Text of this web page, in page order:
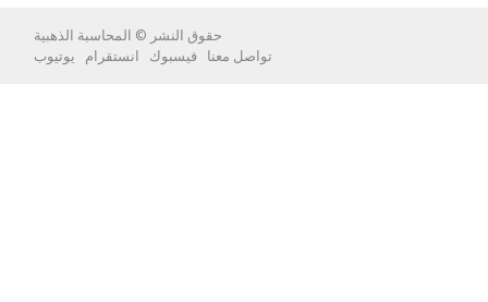
حقوق النشر © المحاسبة الذهبية
تواصل معنا فيسبوك انستقرام يوتيوب